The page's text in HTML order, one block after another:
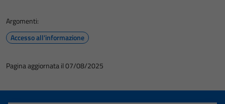
Argomenti:
Accesso all'informazione
Pagina aggiornata il 07/08/2025